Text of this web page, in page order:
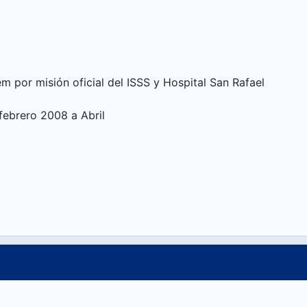
por misión oficial del ISSS y Hospital San Rafael
2008 a Abril